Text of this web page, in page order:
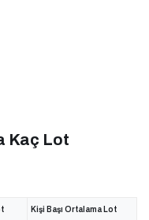
Kaç Lot
Kişi Başı Ortalama Lot